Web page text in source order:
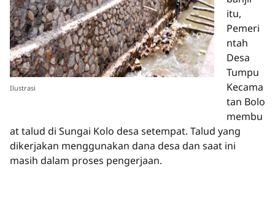
Ilustrasi
itu,
Pemeri
ntah
Desa
Tumpu
Kecama
tan Bolo
membu
at talud di Sungai Kolo desa setempat. Talud yang
dikerjakan menggunakan dana desa dan saat ini
masih dalam proses pengerjaan.